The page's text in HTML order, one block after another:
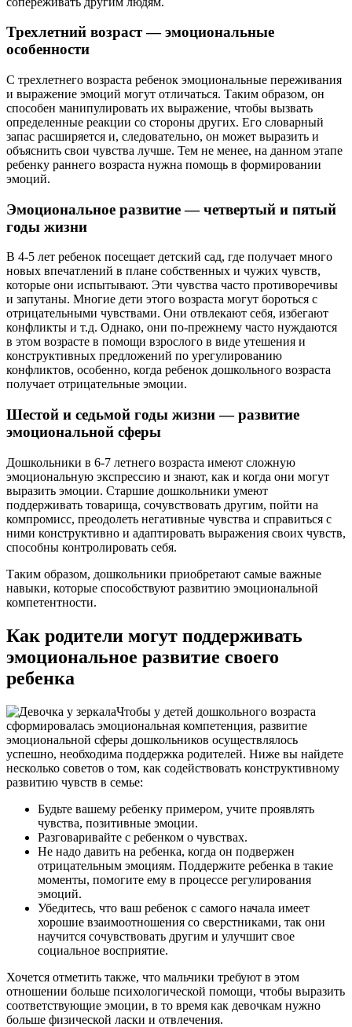
Трехлетний возраст — эмоциональные
особенности
С трехлетнего возраста ребенок эмоциональные переживания
и выражение эмоций могут отличаться. Таким образом, он
способен манипулировать их выражение, чтобы вызвать
определенные реакции со стороны других. Его словарный
запас расширяется и, следовательно, он может выразить и
объяснить свои чувства лучше. Тем не менее, на данном этапе
ребенку раннего возраста нужна помощь в формировании
эмоций.
Эмоциональное развитие — четвертый и пятый
годы жизни
В 4-5 лет ребенок посещает детский сад, где получает много
новых впечатлений в плане собственных и чужих чувств,
которые они испытывают. Эти чувства часто противоречивы
и запутаны. Многие дети этого возраста могут бороться с
отрицательными чувствами. Они отвлекают себя, избегают
конфликты и т.д. Однако, они по-прежнему часто нуждаются
в этом возрасте в помощи взрослого в виде утешения и
конструктивных предложений по урегулированию
конфликтов, особенно, когда ребенок дошкольного возраста
получает отрицательные эмоции.
Шестой и седьмой годы жизни — развитие
эмоциональной сферы
Дошкольники в 6-7 летнего возраста имеют сложную
эмоциональную экспрессию и знают, как и когда они могут
выразить эмоции. Старшие дошкольники умеют
поддерживать товарища, сочувствовать другим, пойти на
компромисс, преодолеть негативные чувства и справиться с
ними конструктивно и адаптировать выражения своих чувств,
способны контролировать себя.
Таким образом, дошкольники приобретают самые важные
навыки, которые способствуют развитию эмоциональной
компетентности.
Как родители могут поддерживать
эмоциональное развитие своего
ребенка
Чтобы у детей дошкольного возраста
сформировалась эмоциональная компетенция, развитие
эмоциональной сферы дошкольников осуществлялось
успешно, необходима поддержка родителей. Ниже вы найдете
несколько советов о том, как содействовать конструктивному
развитию чувств в семье:
Будьте вашему ребенку примером, учите проявлять
чувства, позитивные эмоции.
Разговаривайте с ребенком о чувствах.
Не надо давить на ребенка, когда он подвержен
отрицательным эмоциям. Поддержите ребенка в такие
моменты, помогите ему в процессе регулирования
эмоций.
Убедитесь, что ваш ребенок с самого начала имеет
хорошие взаимоотношения со сверстниками, так они
научится сочувствовать другим и улучшит свое
социальное восприятие.
Хочется отметить также, что мальчики требуют в этом
отношении больше психологической помощи, чтобы выразить
соответствующие эмоции, в то время как девочкам нужно
больше физической ласки и отвлечения.